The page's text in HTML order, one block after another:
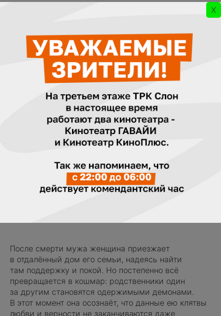
мин.
вс 9 августа пн 10 августа
вт 11 августа
Сеансы на сегодня, 9 августа (03:37:18
После смерти мужа женщина приезжает
в отдалённый дом его семьи, надеясь найти
там поддержку и покой. Но постепенно всё
превращается в кошмар: родственники один
за другим становятся одержимыми демонами.
В этот момент она осознаёт, что данные ею клятвы
любви и верности не заканчиваются даже
X